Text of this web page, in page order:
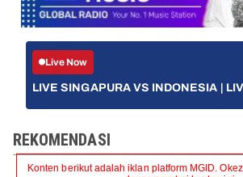
Live Now
LIVE SINGAPURA VS INDONESIA |